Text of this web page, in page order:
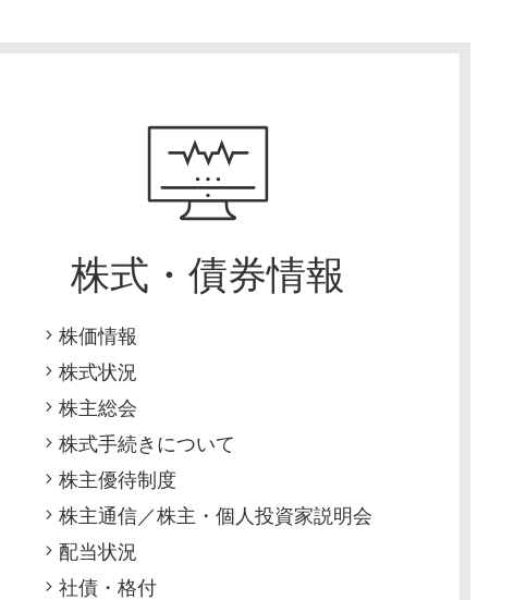
株式・債券情報
株価情報
株式状況
株主総会
株式手続きについて
株主優待制度
株主通信／株主・個人投資家説明会
配当状況
社債・格付